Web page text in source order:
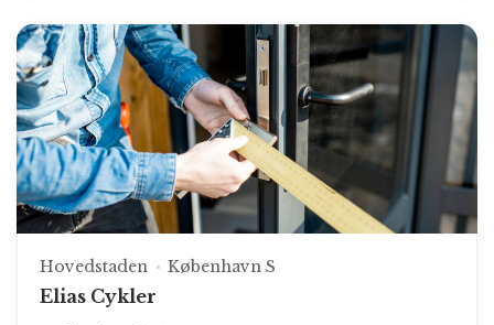
Hovedstaden København S
Elias Cykler